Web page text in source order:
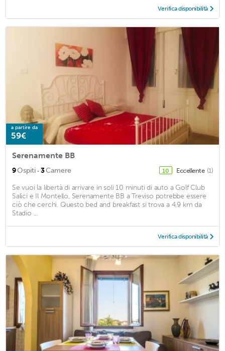
Verifica disponibilità
a partire da
59€
Serenamente BB
9Ospiti · 3Camere 10 Eccellente (1)
Se vuoi la libertà di arrivare in soli 10 minuti di auto a Golf Club
Salici e Il Montello, Serenamente BB a Treviso potrebbe essere
ciò che cerchi. Questo bed and breakfast si trova a 4,9 km da
Stadio ...
Verifica disponibilità